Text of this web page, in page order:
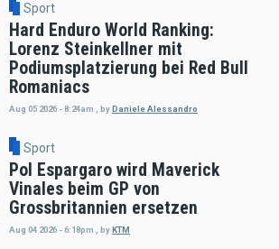
Sport
Hard Enduro World Ranking:
Lorenz Steinkellner mit
Podiumsplatzierung bei Red Bull
Romaniacs
Aug 05 2026 - 8:24am , by Daniele Alessandro
Sport
Pol Espargaro wird Maverick
Vinales beim GP von
Grossbritannien ersetzen
Aug 04 2026 - 6:18pm byKTM